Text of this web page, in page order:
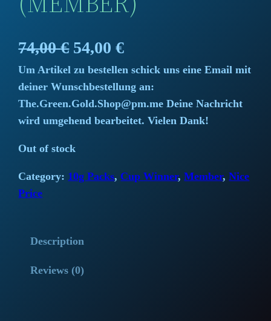
74,00€ O
r
i
g
i
n
54,00€C
u
r
r
n
Um Artikel zu bestellen schick uns eine Email mit
deiner Wunschbestellung an:
The.Green.Gold.Shop@pm.me Deine Nachricht
wird umgehend bearbeitet. Vielen Dank!
Out of stock
Category: 10g Packs, Cup Winner, Member, Nice
Price
Description
Reviews (0)